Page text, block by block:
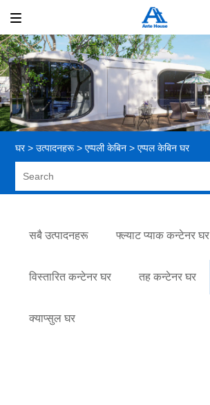
घर > उत्पादनहरू>एप्पली केबिन > एप्पल केबिन घर
सबै उत्पादनहरू फ्ल्याट प्याक कन्टेनर घर
विस्तारित कन्टेनर घर तह कन्टेनर घर
क्याप्सुल घर